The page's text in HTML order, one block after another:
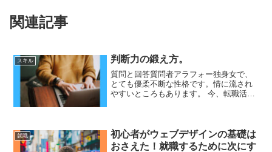
関連記事
スキル 判断力の鍛え方。
質問と回答質問者アラフォー独身女で、
とても優柔不断な性格です。情に流され
やすいところもあります。 今、転職活動
時の最良の方法をアド...
就職
初心者がウェブデザインの基礎は
おさえた！就職するために次にす